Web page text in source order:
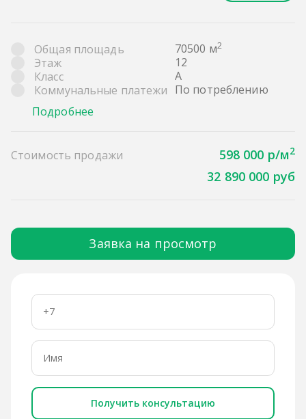
Общая площадь 70500 м2
Этаж
12
Класс
A
Коммунальные платежи По потреблению
Подробнее
Стоимость продажи 598 000 р/м2
32 890 000 руб
Заявка на просмотр
Получить консультацию